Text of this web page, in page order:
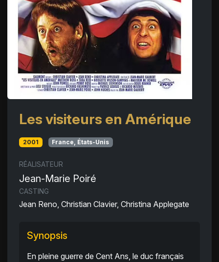
Les visiteurs en Amérique
2001 France, États-Unis
RÉALISATEUR
Jean-Marie Poiré
CASTING
Jean Reno, Christian Clavier, Christina Applegate
Synopsis
En pleine guerre de Cent Ans, le duc français